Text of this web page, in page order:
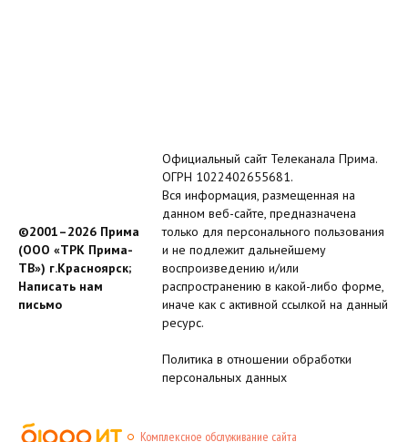
©2001–2026 Прима
(ООО «ТРК Прима-
ТВ») г.Красноярск;
Написать нам
письмо
Официальный сайт Телеканала Прима.
ОГРН 1022402655681.
Вся информация, размещенная на
данном веб-сайте, предназначена
только для персонального пользования
и не подлежит дальнейшему
воспроизведению и/или
распространению в какой-либо форме,
иначе как с активной ссылкой на данный
ресурс.
Политика в отношении обработки
персональных данных
Комплексное обслуживание сайта